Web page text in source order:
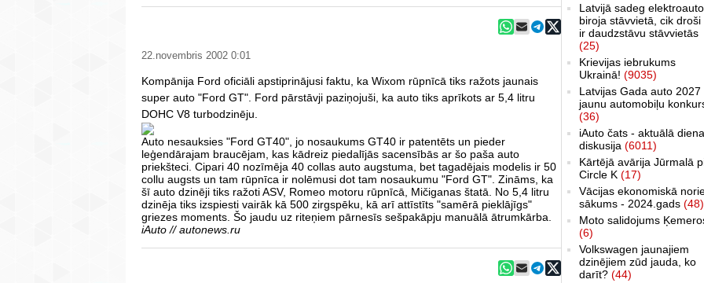
22.novembris 2002 0:01
Kompānija Ford oficiāli apstiprinājusi faktu, ka Wixom rūpnīcā tiks ražots jaunais
super auto "Ford GT". Ford pārstāvji paziņojuši, ka auto tiks aprīkots ar 5,4 litru
DOHC V8 turbodzinēju.
Auto nesauksies "Ford GT40", jo nosaukums GT40 ir patentēts un pieder
leģendārajam braucējam, kas kādreiz piedalījās sacensībās ar šo paša auto
priekšteci. Cipari 40 nozīmēja 40 collas auto augstuma, bet tagadējais modelis ir 50
collu augsts un tam rūpnīca ir nolēmusi dot tam nosaukumu "Ford GT". Zināms, ka
šī auto dzinēji tiks ražoti ASV, Romeo motoru rūpnīcā, Mičiganas štatā. No 5,4 litru
dzinēja tiks izspiesti vairāk kā 500 zirgspēku, kā arī attīstīts "samērā pieklājīgs"
griezes moments. Šo jaudu uz riteņiem pārnesīs sešpakāpju manuālā ātrumkārba.
iAuto // autonews.ru
Latvijā sadeg elektroauto
biroja stāvvietā, cik droši
ir daudzstāvu stāvvietās
(25)
Krievijas iebrukums
Ukrainā! (9035)
Latvijas Gada auto 2027
jaunu automobiļu
(36)
iAuto čats - aktuālā
diskusija (6011)
Kārtējā avārija Jūrmalā
Circle K (17)
Vācijas ekonomiskā
sākums - 2024.gads (48)
Moto salidojums
(6)
Volkswagen jaunajiem
dzinējiem zūd jauda, ko
darīt? (44)